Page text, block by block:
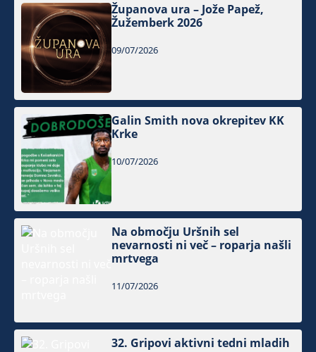
Županova ura – Jože Papež,
Žužemberk 2026
09/07/2026
Galin Smith nova okrepitev KK
Krke
10/07/2026
Na območju Uršnih sel
nevarnosti ni več – roparja našli
mrtvega
11/07/2026
32. Gripovi aktivni tedni mladih